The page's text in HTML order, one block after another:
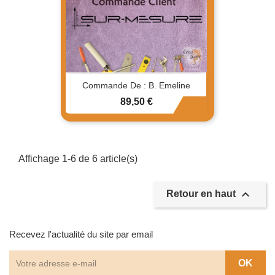
Commande De : B. Emeline
Prix
89,50 €
Affichage 1-6 de 6 article(s)
Retour en haut 
Recevez l'actualité du site par email